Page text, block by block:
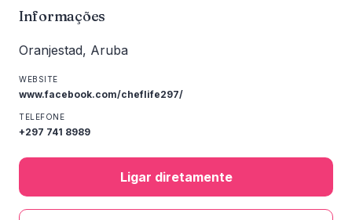
Informações
Oranjestad, Aruba
WEBSITE
www.facebook.com/cheflife297/
TELEFONE
+297 741 8989
Ligar diretamente